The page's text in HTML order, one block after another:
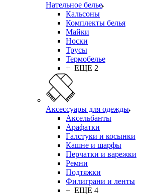
Нательное белье
Кальсоны
Комплекты белья
Майки
Носки
Трусы
Термобелье
+ ЕЩЕ 2
Аксессуары для одежды
Аксельбанты
Арафатки
Галстуки и косынки
Кашне и шарфы
Перчатки и варежки
Ремни
Подтяжки
Филиграни и ленты
+ ЕЩЕ 4